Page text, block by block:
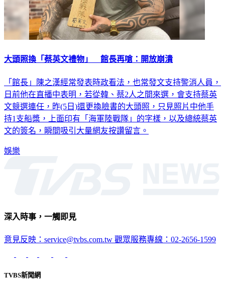
大頭照換「蔡英文禮物」 館長再嗆：開放崩潰
「館長」陳之漢經常發表時政看法，也常發文支持警消人員，
日前他在直播中表明，若從韓、蔡2人之間來選，會支持蔡英
文競選連任，昨(5日)還更換臉書的大頭照，只見照片中他手
持1支船槳，上面印有「海軍陸戰隊」的字樣，以及總統蔡英
文的簽名，瞬間吸引大量網友按讚留言。
娛樂
深入時事，一觸即見
意見反映：service@tvbs.com.tw 觀眾服務專線：02-2656-1599
TVBS新聞網